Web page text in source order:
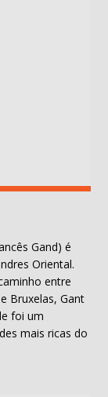
Gand) é
Oriental.
entre
Bruxelas, Gant
foi um
mais ricas do